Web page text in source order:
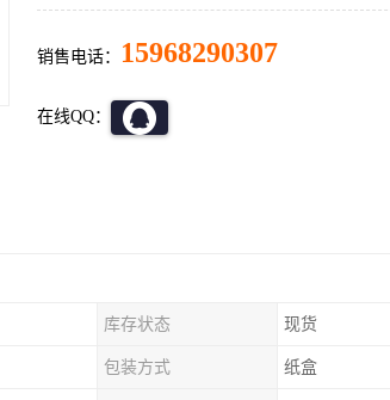
销售电话： 15968290307
在线QQ：
库存状态 现货
包装方式 纸盒